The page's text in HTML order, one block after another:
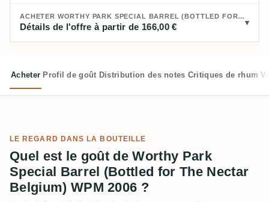
ACHETER WORTHY PARK SPECIAL BARREL (BOTTLED FOR THE NECTAR BELGIUM) WPM 2006 :
Détails de l'offre à partir de 166,00 €
Acheter Profil de goût Distribution des notes Critiques de rhum
LE REGARD DANS LA BOUTEILLE
Quel est le goût de Worthy Park
Special Barrel (Bottled for The Nectar
Belgium) WPM 2006 ?